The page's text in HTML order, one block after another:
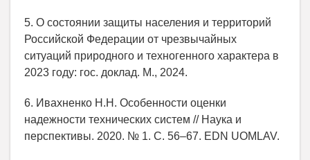
5. О состоянии защиты населения и территорий
Российской Федерации от чрезвычайных
ситуаций природного и техногенного характера в
2023 году: гос. доклад. М., 2024.
6. Ивахненко Н.Н. Особенности оценки
надежности технических систем // Наука и
перспективы. 2020. № 1. С. 56–67. EDN UOMLAV.